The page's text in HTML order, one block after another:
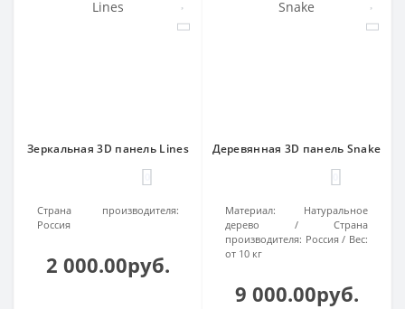
Зеркальная 3D панель Lines
Страна производителя:
Россия
2 000.00руб.
Деревянная 3D панель Snake
Материал:
Натуральное
дерево
Страна
производителя: Россия
Вес:
от 10 кг
9 000.00руб.